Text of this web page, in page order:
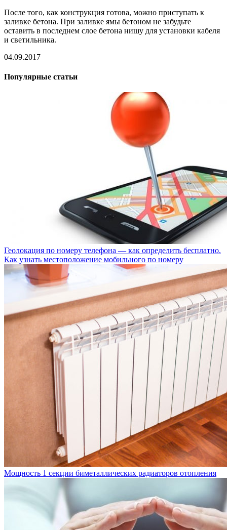
После того, как конструкция готова, можно приступать к
заливке бетона. При заливке ямы бетоном не забудьте
оставить в последнем слое бетона нишу для установки кабеля
и светильника.
04.09.2017
Популярные статьи
Геолокация по номеру телефона — как определить бесплатно.
Как узнать местоположение мобильного по номеру
Мощность 1 секции биметаллических радиаторов отопления